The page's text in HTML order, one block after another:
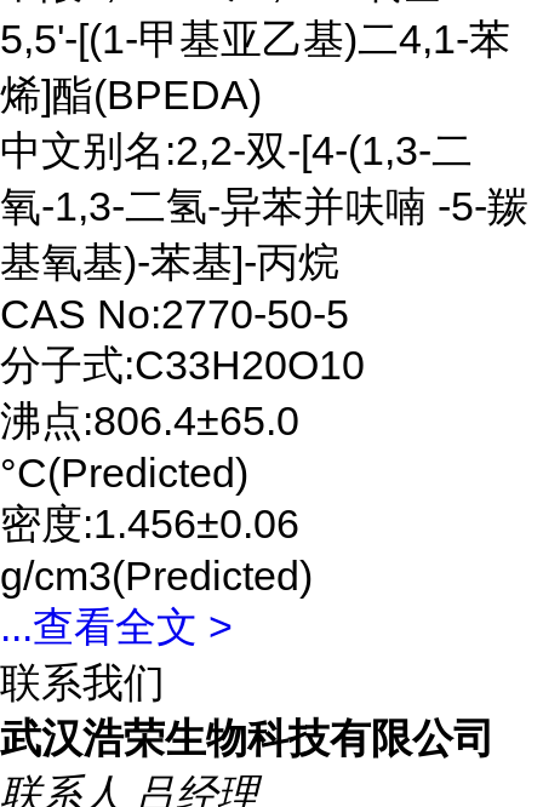
5,5'-[(1-甲基亚乙基)二4,1-苯
烯]酯(BPEDA)
中文别名:2,2-双-[4-(1,3-二
氧-1,3-二氢-异苯并呋喃 -5-羰
基氧基)-苯基]-丙烷
CAS No:2770-50-5
分子式:C33H20O10
沸点:806.4±65.0
°C(Predicted)
密度:1.456±0.06
g/cm3(Predicted)
...查看全文 >
联系我们
武汉浩荣生物科技有限公司
联系人 吕经理